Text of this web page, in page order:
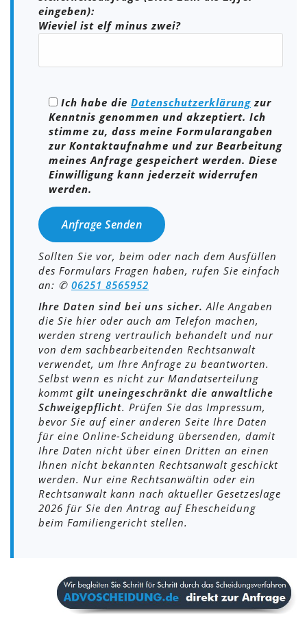
eingeben):
Wieviel ist elf minus zwei?
Ich habe die Datenschutzerklärung zur
Kenntnis genommen und akzeptiert. Ich
stimme zu, dass meine Formularangaben
zur Kontaktaufnahme und zur Bearbeitung
meines Anfrage gespeichert werden. Diese
Einwilligung kann jederzeit widerrufen
werden.
Sollten Sie vor, beim oder nach dem Ausfüllen
des Formulars Fragen haben, rufen Sie einfach
an: ✆ 06251 8565952
Ihre Daten sind bei uns sicher. Alle Angaben
die Sie hier oder auch am Telefon machen,
werden streng vertraulich behandelt und nur
von dem sachbearbeitenden Rechtsanwalt
verwendet, um Ihre Anfrage zu beantworten.
Selbst wenn es nicht zur Mandatserteilung
kommt gilt uneingeschränkt die anwaltliche
Schweigepflicht. Prüfen Sie das Impressum,
bevor Sie auf einer anderen Seite Ihre Daten
für eine Online-Scheidung übersenden, damit
Ihre Daten nicht über einen Dritten an einen
Ihnen nicht bekannten Rechtsanwalt geschickt
werden. Nur eine Rechtsanwältin oder ein
Rechtsanwalt kann nach aktueller Gesetzeslage
2026 für Sie den Antrag auf Ehescheidung
beim Familiengericht stellen.